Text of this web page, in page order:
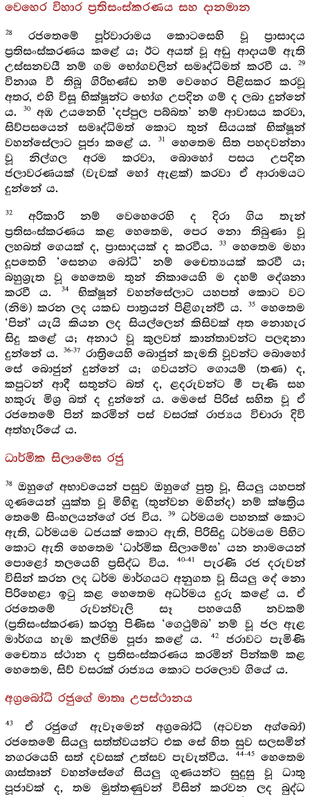
වෙහෙර විහාර ප්‍රතිසංස්කරණය සහ දානමාන
28රජතෙමේ පූර්වාරාමය කොටසෙහි වූ ප්‍රාසාදය
ප්‍රතිසංස්කරණය කළේ ය; ඊට අයත් වූ අඩු ආදායම් ඇති
උස්සනවයී නම් ගම භෝගවලින් සමෘද්ධිමත් කරවී ය.
29
විනාශ වී තිබූ ගිරිභණ්ඩ නම් වෙහෙර පිළිසකර කරවූ
අතර, එහි විසූ භික්ෂූන්ට භෝග උපදින ගම් ද ලබා දුන්නේ
ය.
30අඹ උයනෙහි ‘දප්පුල පබ්බත’ නම් ආවාසය කරවා,
සිව්පසයෙන් සමෘද්ධිමත් කොට තුන් සියයක් භික්ෂූන්
වහන්සේලාට පූජා කළේ ය.
31
හෙතෙම සිත පහදවන්නා
වූ නිල්ගල අරම කරවා, බොහෝ පසය උපදින
ජලාවරණයක් (වැවක් හෝ ඇළක්) කරවා ඒ ආරාමයට
දුන්නේ ය.
32අරිකාරි නම් වෙහෙරෙහි ද දිරා ගිය තැන්
ප්‍රතිසංස්කරණය කළ හෙතෙම, පෙර නො තිබුණා වූ
ලහබත් ගෙයක් ද, ප්‍රාසාදයක් ද කරවීය.
33
හෙතෙම මහා
දූපතෙහි ‘සෙනග බෝධි’ නම් චෛත්‍යයක් කරවී ය;
බහුශ්‍රැත වූ හෙතෙම තුන් නිකායෙහි ම දහම් දේශනා
කරවී ය.
34
භික්ෂූන් වහන්සේලාට යහපත් කොට වට
(නිම) කරන ලද යකඩ පාත්‍රයන් පිළිගැන්වී ය.
35
හෙතෙම
‘පින්’ යැයි කියන ලද සියල්ලෙන් කිසිවක් අත නොහැර
සිදු කළේ ය; අනාථ වූ කුලවත් කාන්තාවන්ට පලඳනා
දුන්නේ ය.
36-37
රාත්‍රියෙහි බොජුන් කැමති වූවන්ට බොහෝ
සේ බොජුන් දුන්නේ ය; ගවයන්ට ගොයම් (තණ) ද,
කපුටන් ආදී සතුන්ට බත් ද, ළදරුවන්ට මී පැණි සහ
හකුරු මිශ්‍ර බත් ද දුන්නේ ය. මෙසේ පිරිස් සහිත වූ ඒ
රජතෙමේ පින් කරමින් පස් වසරක් රාජ්‍යය විචාරා දිවි
අත්හැරියේ ය.
ධාර්මික සිලාමේඝ රජු
38ඔහුගේ අභාවයෙන් පසුව ඔහුගේ පුත්‍ර වූ, සියලු යහපත්
ගුණයෙන් යුක්ත වූ මිහිඳු (තුන්වන මහින්ද) නම් ක්ෂත්‍රිය
තෙමේ සිංහලයන්ගේ රජ විය.
39
ධර්මයම පහනක් කොට
ඇති, ධර්මයම ධජයක් කොට ඇති, පිරිසිදු ධර්මයම පිහිට
කොට ඇති හෙතෙම ‘ධාර්මික සිලාමේඝ’ යන නාමයෙන්
පොළෝ තලයෙහි ප්‍රසිද්ධ විය.
40-41
පැරණි රජ දරුවන්
විසින් කරන ලද ධර්ම මාර්ගයට අනුගත වූ සියලු දේ නො
පිරිහෙළා ඉටු කළ හෙතෙම අධර්මය දුරු කළේ ය. ඒ
රජතෙමේ රුවන්වැලි සෑ පහයෙහි නවකම්
(ප්‍රතිසංස්කරණ) කරනු පිණිස ‘ගෙථුම්බ’ නම් වූ ජල ඇළ
මාර්ගය හැම කල්හිම පූජා කළේ ය.
42ජරාවට පැමිණි
චෛත්‍ය ස්ථාන ද ප්‍රතිසංස්කරණය කරමින් පින්කම් කළ
හෙතෙම, සිව් වසරක් රාජ්‍යය කොට පරලොව ගියේ ය.
අග්‍රබෝධි රජුගේ මාතෘ උපස්ථානය
43ඒ රජුගේ ඇවෑමෙන් අග්‍රබෝධි (අටවන අග්බෝ)
රජතෙමේ සියලු සත්ත්වයන්ට එක සේ හිත සුව සලසමින්
නගරයෙහි සත් දවසක් උත්සව පැවැත්වීය.
44-45හෙතෙම
ශාස්තෘන් වහන්සේගේ සියලු ගුණයන්ට සුදුසු වූ ධාතු
පූජාවක් ද, තම මුත්තණුවන් විසින් කරවන ලද බුද්ධ